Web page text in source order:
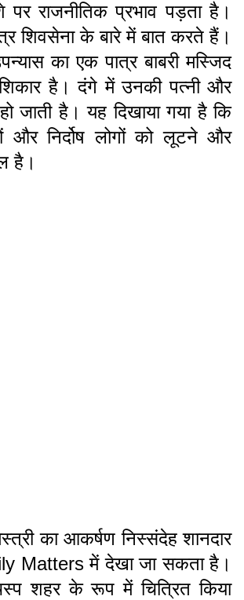
राजनीतिक प्रभाव पड़ता है।
शिवसेना के बारे में बात करते हैं।
का एक पात्र बाबरी मस्जिद
है। दंगे में उनकी पत्नी और
जाती है। यह दिखाया गया है कि
और निर्दोष लोगों को लूटने और
है।
का आकर्षण निस्संदेह शानदार
Matters में देखा जा सकता है।
शहर के रूप में चित्रित किया